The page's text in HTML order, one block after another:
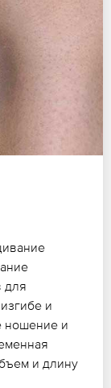
для
и
ношение и
и длину